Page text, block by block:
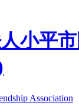
小平
Association